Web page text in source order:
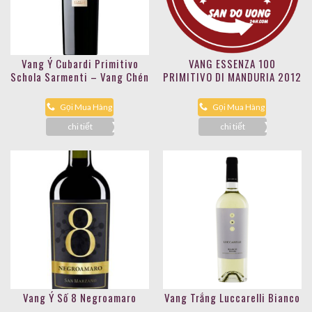
Vang Ý Cubardi Primitivo
Schola Sarmenti – Vang Chén
Gọi Mua Hàng
chi tiết
VANG ESSENZA 100
PRIMITIVO DI MANDURIA 2012
Gọi Mua Hàng
chi tiết
Vang Ý Số 8 Negroamaro Vang Trắng Luccarelli Bianco